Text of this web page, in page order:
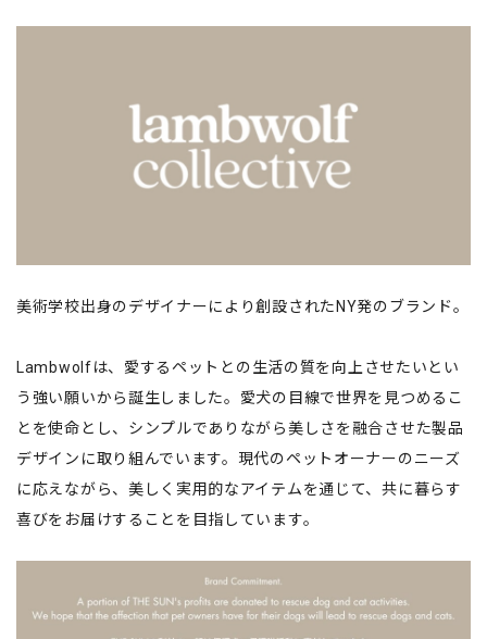
美術学校出身のデザイナーにより創設されたNY発のブランド。
Lambwolfは、愛するペットとの生活の質を向上させたいとい
う強い願いから誕生しました。愛犬の目線で世界を見つめるこ
とを使命とし、シンプルでありながら美しさを融合させた製品
デザインに取り組んでいます。現代のペットオーナーのニーズ
に応えながら、美しく実用的なアイテムを通じて、共に暮らす
喜びをお届けすることを目指しています。